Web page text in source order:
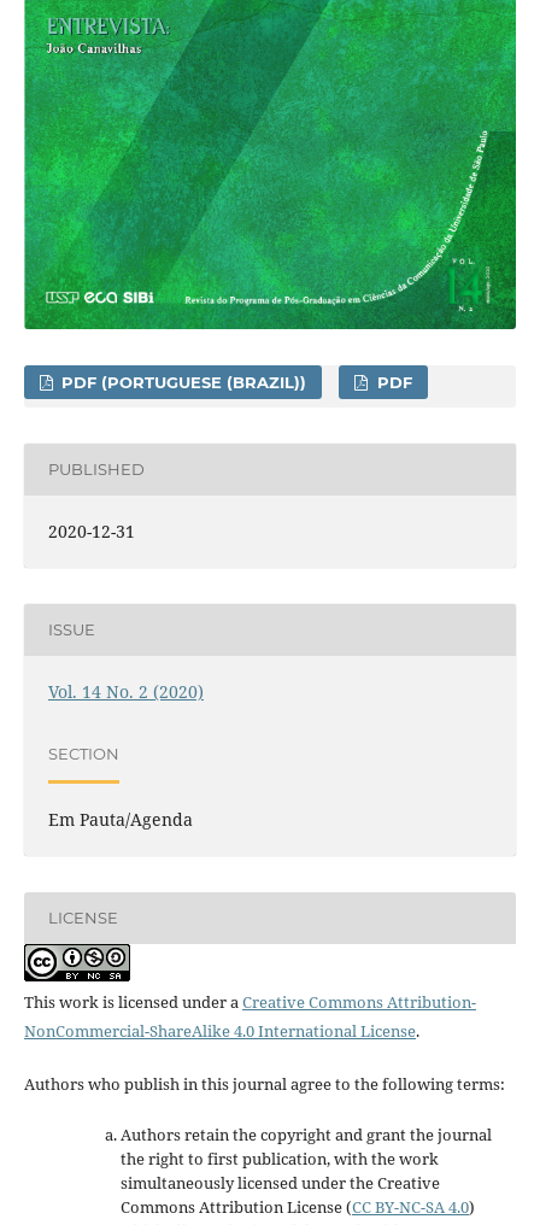
PDF (PORTUGUESE (BRAZIL)) PDF
PUBLISHED
2020-12-31
ISSUE
Vol. 14 No. 2 (2020)
SECTION
Em Pauta/Agenda
LICENSE
This work is licensed under aCreative Commons Attribution-
NonCommercial-ShareAlike 4.0 International License.
Authors who publish in this journal agree to the following terms:
Authors retain the copyright and grant the journal
the right to first publication, with the work
simultaneously licensed under the Creative
Commons Attribution License(CC BY-NC-SA 4.0)